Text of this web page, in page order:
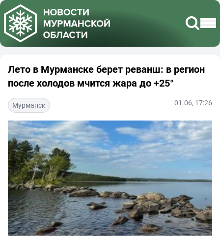
Лето в Мурманске берет реванш: в регион
после холодов мчится жара до +25°
Мурманск 01.06, 17:26